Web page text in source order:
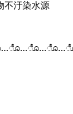
不汙染水源